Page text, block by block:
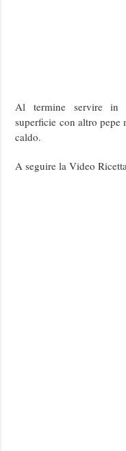
Al termine servire in
superficie con altro
caldo.
A seguire la Video